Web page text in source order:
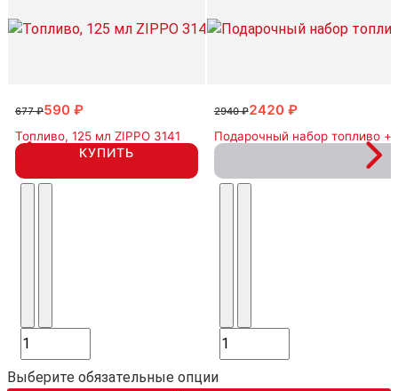
677 ₽590 ₽
Топливо, 125 мл ZIPPO 3141
КУПИТЬ
2940 ₽2420 ₽
Подарочный набор топливо +
Выберите обязательные опции